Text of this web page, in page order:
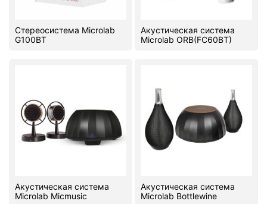
Стереосистема Microlab
G100BT
Акустическая система
Microlab ORB(FC60BT)
Акустическая система
Microlab Micmusic
Акустическая система
Microlab Bottlewine